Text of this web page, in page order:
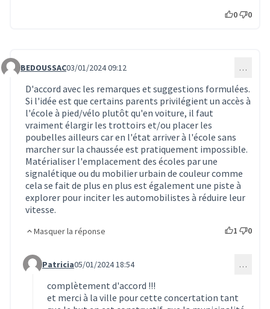
0 0
Commentaire 299
BEDOUSSAC03/01/2024 09:12 …
D'accord avec les remarques et suggestions formulées.
Si l'idée est que certains parents privilégient un accès à
l'école à pied/vélo plutôt qu'en voiture, il faut
vraiment élargir les trottoirs et/ou placer les
poubelles ailleurs car en l'état arriver à l'école sans
marcher sur la chaussée est pratiquement impossible.
Matérialiser l'emplacement des écoles par une
signalétique ou du mobilier urbain de couleur comme
cela se fait de plus en plus est également une piste à
explorer pour inciter les automobilistes à réduire leur
vitesse.
Masquer la réponse 1 0
Commentaire 307 (réponse au commentaire 299)
Patricia05/01/2024 18:54 …
complètement d'accord !!!
et merci à la ville pour cette concertation tant